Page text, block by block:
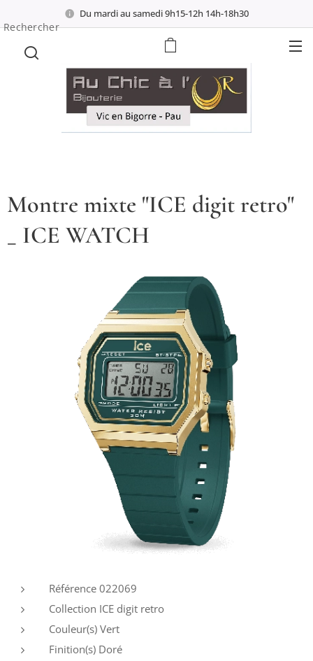
Du mardi au samedi 9h15-12h 14h-18h30
Rechercher
Montre mixte "ICE digit retro"
_ ICE WATCH
Référence 022069
Collection ICE digit retro
Couleur(s) Vert
Finition(s) Doré